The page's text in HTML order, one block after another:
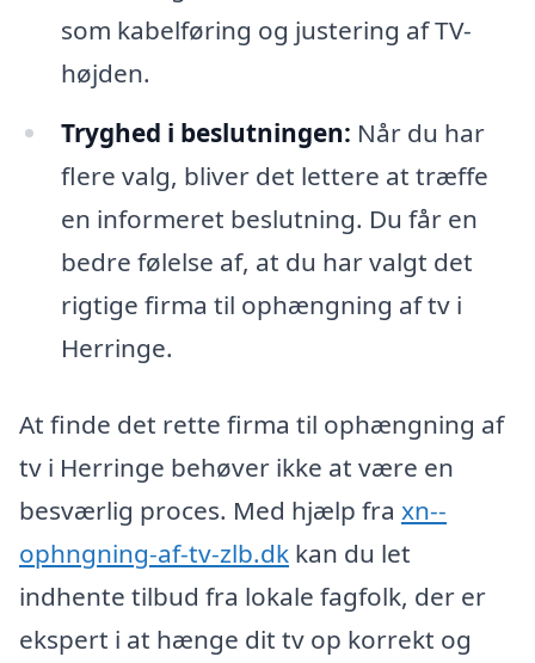
som kabelføring og justering af TV-
højden.
Tryghed i beslutningen: Når du har
flere valg, bliver det lettere at træffe
en informeret beslutning. Du får en
bedre følelse af, at du har valgt det
rigtige firma til ophængning af tv i
Herringe.
At finde det rette firma til ophængning af
tv i Herringe behøver ikke at være en
besværlig proces. Med hjælp fra xn--
ophngning-af-tv-zlb.dk kan du let
indhente tilbud fra lokale fagfolk, der er
ekspert i at hænge dit tv op korrekt og